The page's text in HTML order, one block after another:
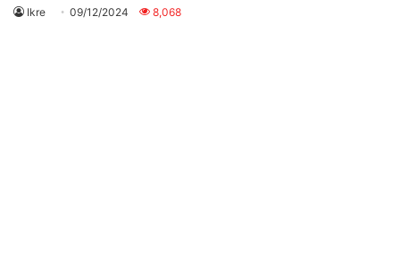
Ikre 09/12/2024 8,068